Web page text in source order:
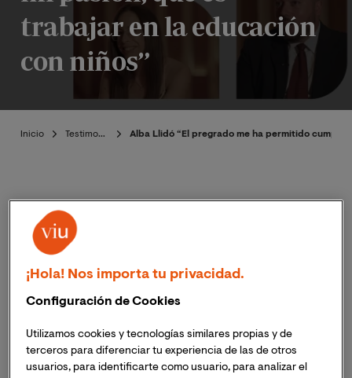
trabajar en la educación
con niños”
Inicio Testimoniales Alba Llidó “El pregrado me ha permitido cumplir
Publicado:
15/01/2026
¡Hola! Nos importa tu privacidad.
Configuración de Cookies
Utilizamos cookies y tecnologías similares propias y de
terceros para diferenciar tu experiencia de las de otros
usuarios, para identificarte como usuario, para analizar el